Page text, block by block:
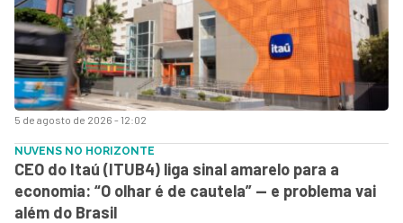
5 de agosto de 2026 - 12:02
NUVENS NO HORIZONTE
CEO do Itaú (ITUB4) liga sinal amarelo para a
economia: “O olhar é de cautela” — e problema vai
além do Brasil